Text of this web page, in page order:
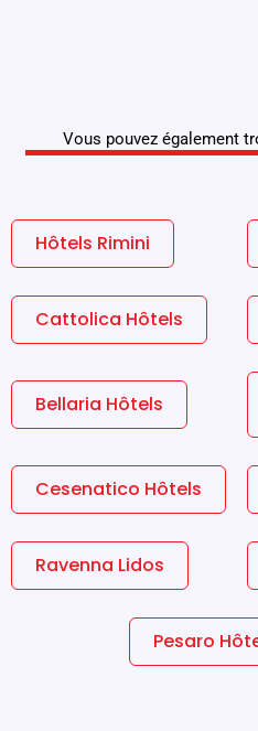
Vous pouvez également
Hôtels Rimini
Cattolica Hôtels
Bellaria Hôtels
Cesenatico Hôtels
Ravenna Lidos
Pesaro